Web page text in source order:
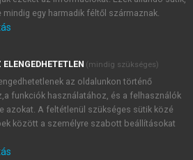
újdonságairól, akcióiról.
Kiadó Zrt. újdonságairól,
foglaltakat tudomásul
feltételeket, valamint a szotar.netés a
foglaltakat
és elfogadom.
mindig egy harmadik féltől származnak.
(mindig szükséges)
az oldalunkon történő
funkciók használatához, és a felhasználók
azokat. A feltétlenül szükséges sütik közé
között a személyre szabott beállításokat